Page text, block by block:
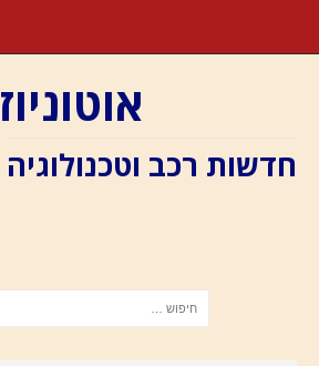
אוטוניוז
חדשות רכב וטכנולוגיה